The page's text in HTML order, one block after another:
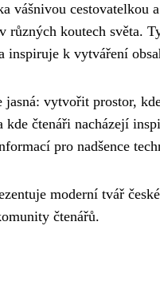
vášnivou
různých koutech světa.
inspiruje k vytváření
vytvořit prostor,
kde čtenáři nacházejí
pro nadšence
moderní tvář
čtenářů.